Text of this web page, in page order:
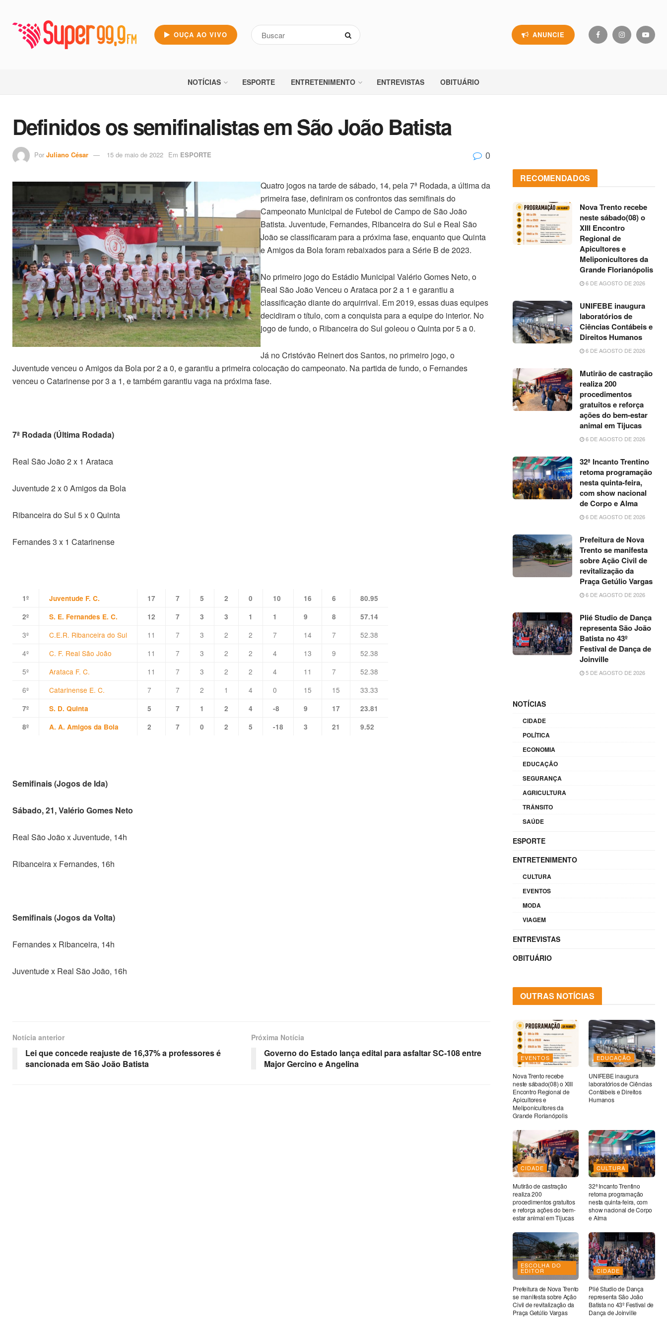
OUÇA AO VIVO ANUNCIE
NOTÍCIAS ESPORTE ENTRETENIMENTO ENTREVISTAS OBITUÁRIO
Definidos os semifinalistas em São João Batista
Por Juliano César 15 de maio de 2022 Em ESPORTE 0
Quatro jogos na tarde de sábado, 14, pela 7ª Rodada, a última da
primeira fase, definiram os confrontos das semifinais do
Campeonato Municipal de Futebol de Campo de São João
Batista. Juventude, Fernandes, Ribanceira do Sul e Real São
João se classificaram para a próxima fase, enquanto que Quinta
e Amigos da Bola foram rebaixados para a Série B de 2023.
No primeiro jogo do Estádio Municipal Valério Gomes Neto, o
Real São João Venceu o Arataca por 2 a 1 e garantiu a
classificação diante do arquirrival. Em 2019, essas duas equipes
decidiram o título, com a conquista para a equipe do interior. No
jogo de fundo, o Ribanceira do Sul goleou o Quinta por 5 a 0.
Já no Cristóvão Reinert dos Santos, no primeiro jogo, o
Juventude venceu o Amigos da Bola por 2 a 0, e garantiu a primeira colocação do campeonato. Na partida de fundo, o Fernandes
venceu o Catarinense por 3 a 1, e também garantiu vaga na próxima fase.
7ª Rodada (Última Rodada)
Real São João 2 x 1 Arataca
Juventude 2 x 0 Amigos da Bola
Ribanceira do Sul 5 x 0 Quinta
Fernandes 3 x 1 Catarinense
1º Juventude F. C. 17 7 5 2 0 10 16 6
80.95
2º
S. E. Fernandes E. C. 12 7 3 3 1 1 9 8 57.14
3º C.E.R. Ribanceira do Sul 11 7 3 2 2 7 14 7
52.38
4º
C. F. Real São João 11 7 3 2 2 4 13 9
52.38
5º
Arataca F. C. 11 7 3 2 2 4 11 7
52.38
6º
Catarinense E. C. 7 7 2 1 4 0 15 15 33.33
7º S. D. Quinta 5 7 1 2 4 -8 9 17
23.81
8º
A. A. Amigos da Bola 2 7 0 2 5 -18 3 21 9.52
Semifinais (Jogos de Ida)
Sábado, 21, Valério Gomes Neto
Real São João x Juventude, 14h
Ribanceira x Fernandes, 16h
Semifinais (Jogos da Volta)
Fernandes x Ribanceira, 14h
Juventude x Real São João, 16h
Notícia anterior
Lei que concede reajuste de 16,37% a professores é
sancionada em São João Batista
Próxima Notícia
Governo do Estado lança edital para asfaltar SC-108 entre
Major Gercino e Angelina
RECOMENDADOS
Nova Trento recebe
neste sábado(08) o
XIII Encontro
Regional de
Apicultores e
Meliponicultores da
Grande Florianópolis
6 DE AGOSTO DE 2026
UNIFEBE inaugura
laboratórios de
Ciências Contábeis e
Direitos Humanos
6 DE AGOSTO DE 2026
Mutirão de castração
realiza 200
procedimentos
gratuitos e reforça
ações do bem-estar
animal em Tijucas
6 DE AGOSTO DE 2026
32ª Incanto Trentino
retoma programação
nesta quinta-feira,
com show nacional
de Corpo e Alma
6 DE AGOSTO DE 2026
Prefeitura de Nova
Trento se manifesta
sobre Ação Civil de
revitalização da
Praça Getúlio Vargas
6 DE AGOSTO DE 2026
Plié Studio de Dança
representa São João
Batista no 43º
Festival de Dança de
Joinville
5 DE AGOSTO DE 2026
NOTÍCIAS
CIDADE
POLÍTICA
ECONOMIA
EDUCAÇÃO
SEGURANÇA
AGRICULTURA
TRÂNSITO
SAÚDE
ESPORTE
ENTRETENIMENTO
CULTURA
EVENTOS
MODA
VIAGEM
ENTREVISTAS
OBITUÁRIO
OUTRAS NOTÍCIAS
EVENTOS
Nova Trento recebe
neste sábado(08) o XIII
Encontro Regional de
Apicultores e
Meliponicultores da
Grande Florianópolis
EDUCAÇÃO
UNIFEBE inaugura
laboratórios de Ciências
Contábeis e Direitos
Humanos
CIDADE
Mutirão de castração
realiza 200
procedimentos gratuitos
e reforça ações do bem-
estar animal em Tijucas
CULTURA
32ª Incanto Trentino
retoma programação
nesta quinta-feira, com
show nacional de Corpo
e Alma
ESCOLHA DO
EDITOR
Prefeitura de Nova Trento
se manifesta sobre Ação
Civil de revitalização da
Praça Getúlio Vargas
CIDADE
Plié Studio de Dança
representa São João
Batista no 43º Festival de
Dança de Joinville